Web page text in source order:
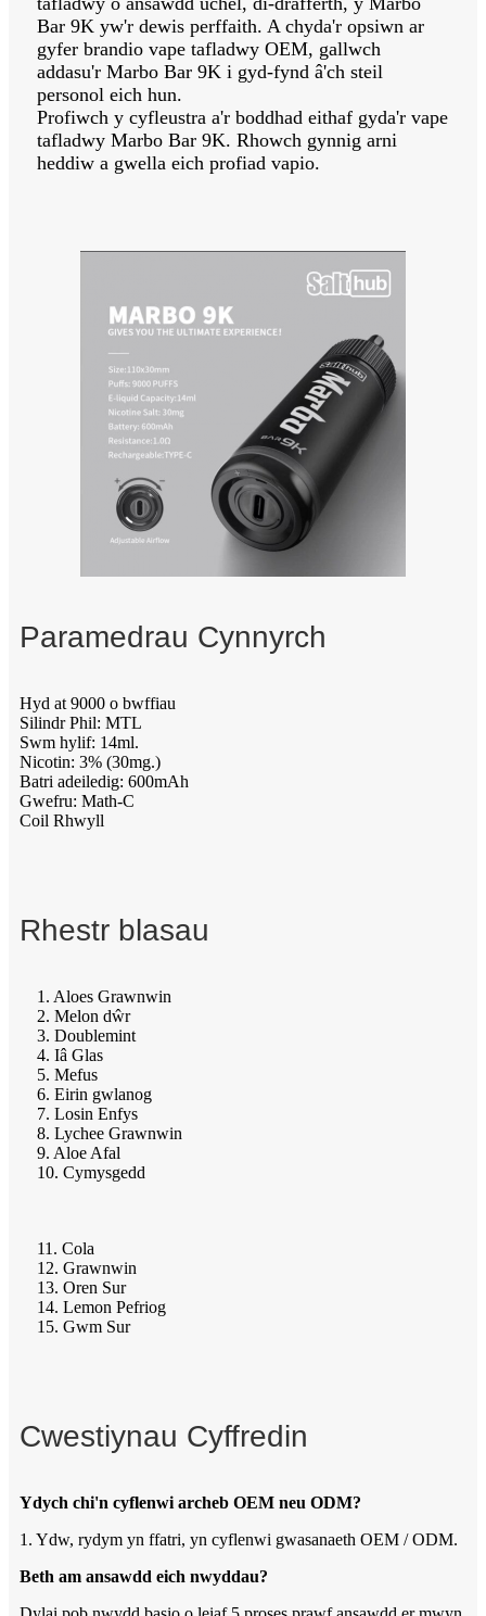
Bar 9K yw'r dewis perffaith. A chyda'r opsiwn ar
gyfer brandio vape tafladwy OEM, gallwch
addasu'r Marbo Bar 9K i gyd-fynd â'ch steil
personol eich hun.
Profiwch y cyfleustra a'r boddhad eithaf gyda'r vape
tafladwy Marbo Bar 9K. Rhowch gynnig arni
heddiw a gwella eich profiad vapio.
Paramedrau Cynnyrch
Hyd at 9000 o bwffiau
Silindr Phil: MTL
Swm hylif: 14ml.
Nicotin: 3% (30mg.)
Batri adeiledig: 600mAh
Gwefru: Math-C
Coil Rhwyll
Rhestr blasau
1. Aloes Grawnwin
2. Melon dŵr
3. Doublemint
4. Iâ Glas
5. Mefus
6. Eirin gwlanog
7. Losin Enfys
8. Lychee Grawnwin
9. Aloe Afal
10. Cymysgedd
11. Cola
12. Grawnwin
13. Oren Sur
14. Lemon Pefriog
15. Gwm Sur
Cwestiynau Cyffredin
Ydych chi'n cyflenwi archeb OEM neu ODM?
1. Ydw, rydym yn ffatri, yn cyflenwi gwasanaeth OEM / ODM.
Beth am ansawdd eich nwyddau?